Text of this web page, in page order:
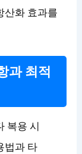
산화 효과를
과 최적
복용 시
법과 타